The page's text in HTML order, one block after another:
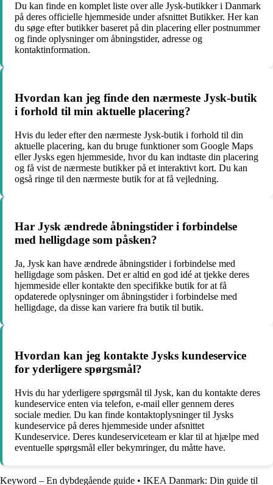
Du kan finde en komplet liste over alle Jysk-butikker i Danmark
på deres officielle hjemmeside under afsnittet Butikker. Her kan
du søge efter butikker baseret på din placering eller postnummer
og finde oplysninger om åbningstider, adresse og
kontaktinformation.
Hvordan kan jeg finde den nærmeste Jysk-butik
i forhold til min aktuelle placering?
Hvis du leder efter den nærmeste Jysk-butik i forhold til din
aktuelle placering, kan du bruge funktioner som Google Maps
eller Jysks egen hjemmeside, hvor du kan indtaste din placering
og få vist de nærmeste butikker på et interaktivt kort. Du kan
også ringe til den nærmeste butik for at få vejledning.
Har Jysk ændrede åbningstider i forbindelse
med helligdage som påsken?
Ja, Jysk kan have ændrede åbningstider i forbindelse med
helligdage som påsken. Det er altid en god idé at tjekke deres
hjemmeside eller kontakte den specifikke butik for at få
opdaterede oplysninger om åbningstider i forbindelse med
helligdage, da disse kan variere fra butik til butik.
Hvordan kan jeg kontakte Jysks kundeservice
for yderligere spørgsmål?
Hvis du har yderligere spørgsmål til Jysk, kan du kontakte deres
kundeservice enten via telefon, e-mail eller gennem deres
sociale medier. Du kan finde kontaktoplysninger til Jysks
kundeservice på deres hjemmeside under afsnittet
Kundeservice. Deres kundeserviceteam er klar til at hjælpe med
eventuelle spørgsmål eller bekymringer, du måtte have.
Keyword – En dybdegående guide • IKEA Danmark: Din guide til